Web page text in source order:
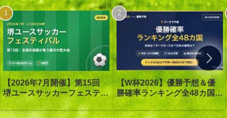
【2026年7月開催】第15回
堺ユースサッカーフェスティ
バル in J-GREEN堺｜大会概
要・日程・参加カテゴリ【随
【W杯2026】優勝予想＆優
勝確率ランキング全48カ国｜
優勝は1番人気スペイン｜オ
ッズ答え合わせ【Opta検